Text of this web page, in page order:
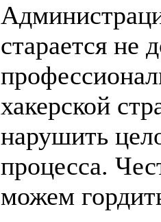
старается не
хакерской
нарушить
процесса.
можем